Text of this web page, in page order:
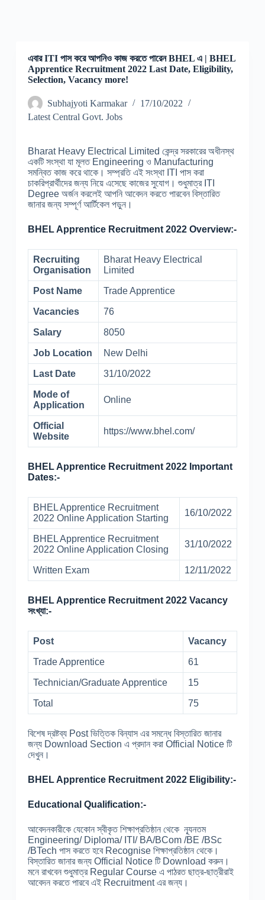
এবার ITI পাস করে আপনিও কাজ করতে পারেন BHEL এ | BHEL
Apprentice Recruitment 2022 Last Date, Eligibility,
Selection, Vacancy more!
Subhajyoti Karmakar
17/10/2022
Latest Central Govt. Jobs
Bharat Heavy Electrical Limited কেন্দ্র সরকারের অধীনস্থ
একটি সংস্থা যা মূলত Engineering ও Manufacturing
সমন্বিত কাজ করে থাকে। সম্প্রতি এই সংস্থা ITI পাস করা
চাকরিপ্রার্থীদের জন্য নিয়ে এসেছে কাজের সুযোগ। শুধুমাত্র ITI
Degree অর্জন করলেই আপনি আবেদন করতে পারবেন বিস্তারিত
জানার জন্য সম্পূর্ণ আর্টিকেল পড়ুন।
BHEL Apprentice Recruitment 2022 Overview:-
Recruiting
Organisation
Bharat Heavy Electrical
Limited
Post Name Trade Apprentice
Vacancies 76
Salary 8050
Job Location New Delhi
Last Date 31/10/2022
Mode of
Application
Online
Official
Website
https://www.bhel.com/
BHEL Apprentice Recruitment 2022 Important
Dates:-
BHEL Apprentice Recruitment
2022 Online Application Starting
16/10/2022
BHEL Apprentice Recruitment
2022 Online Application Closing
31/10/2022
Written Exam 12/11/2022
BHEL Apprentice Recruitment 2022 Vacancy
সংখ্যা:-
Post Vacancy
Trade Apprentice 61
Technician/Graduate Apprentice 15
Total 75
বিশেষ দ্রষ্টব্য Post ভিত্তিক বিন্যাস এর সমন্ধে বিস্তারিত জানার
জন্য Download Section এ প্রদান করা Official Notice টি
দেখুন।
BHEL Apprentice Recruitment 2022 Eligibility:-
Educational Qualification:-
আবেদনকারীকে যেকোন স্বীকৃত শিক্ষাপ্রতিষ্ঠান থেকে ন্যূনতম
Engineering/ Diploma/ ITI/ BA/BCom /BE /BSc
/BTech পাস করতে হবে Recognise শিক্ষাপ্রতিষ্ঠান থেকে।
বিস্তারিত জানার জন্য Official Notice টি Download করুন।
মনে রাখবেন শুধুমাত্র Regular Course এ পাঠরত ছাত্র-ছাত্রীরাই
আবেদন করতে পারবে এই Recruitment এর জন্য।